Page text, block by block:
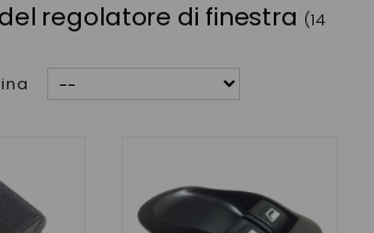
regolatore di finestra (14